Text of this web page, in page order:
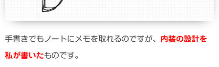
手書きでもノートにメモを取れるのですが、 内装の設計を
私が書いたものです。